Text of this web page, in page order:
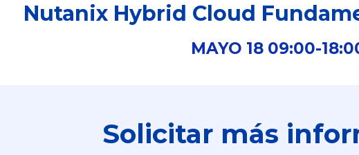
Nutanix Hybrid Cloud
MAYO 18 09:00-
Solicitar más